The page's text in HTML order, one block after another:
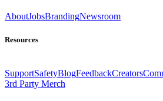
AboutJobsBrandingNewsroom
Resources
SupportSafetyBlogFeedbackCreators
3rd Party Merch